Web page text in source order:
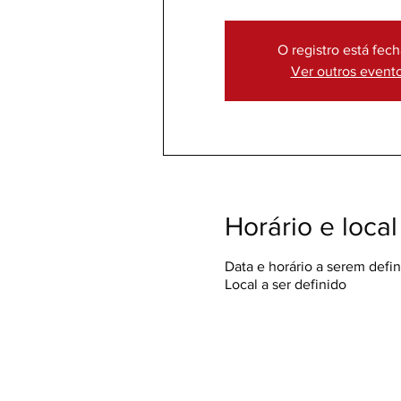
O registro está
Ver outros
Horário e local
Data e horário a serem
Local a ser definido